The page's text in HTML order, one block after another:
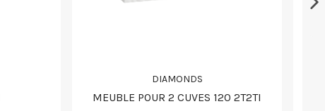
DIAMONDS
MEUBLE POUR 2 CUVES 120 2T2TI